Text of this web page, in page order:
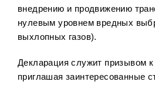
внедрению и продвижению
нулевым уровнем вредных
выхлопных газов).
Декларация служит призывом
приглашая заинтересованные